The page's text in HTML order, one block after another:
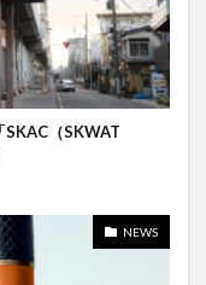
SKAC（SKWAT
NEWS